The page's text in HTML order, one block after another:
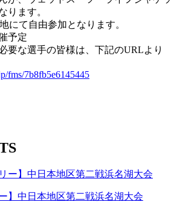
ります。
にて自由参加となります。
予定
要な選手の皆様は、下記のURLより
fms/7b8fb5e6145445
】中日本地区第二戦浜名湖大会